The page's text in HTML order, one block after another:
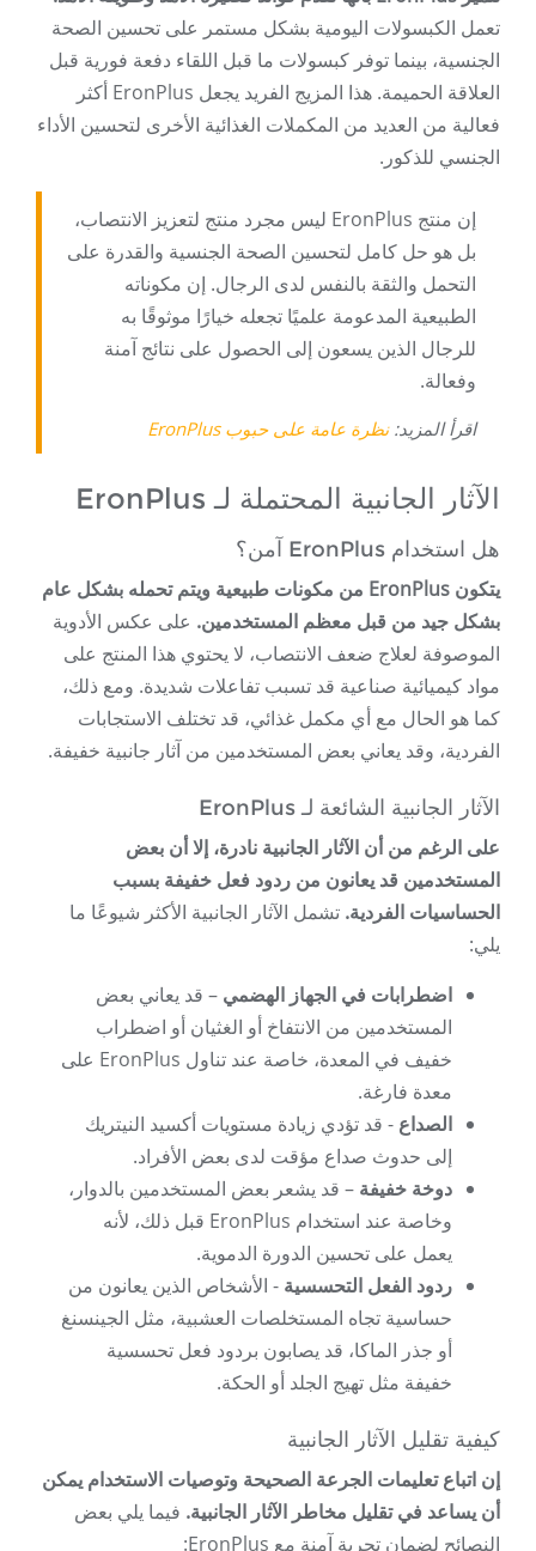
تعمل الكبسولات اليومية بشكل مستمر على تحسين الصحة
الجنسية، بينما توفر كبسولات ما قبل اللقاء دفعة فورية قبل
العلاقة الحميمة. هذا المزيج الفريد يجعل EronPlus أكثر
فعالية من العديد من المكملات الغذائية الأخرى لتحسين الأداء
الجنسي للذكور.
إن منتج EronPlus ليس مجرد منتج لتعزيز الانتصاب،
بل هو حل كامل لتحسين الصحة الجنسية والقدرة على
التحمل والثقة بالنفس لدى الرجال. إن مكوناته
الطبيعية المدعومة علميًا تجعله خيارًا موثوقًا به
للرجال الذين يسعون إلى الحصول على نتائج آمنة
وفعالة.
اقرأ المزيد:نظرة عامة على حبوب EronPlus
الآثار الجانبية المحتملة لـ EronPlus
هل استخدام EronPlus آمن؟
يتكون EronPlus من مكونات طبيعية ويتم تحمله بشكل عام
بشكل جيد من قبل معظم المستخدمين. على عكس الأدوية
الموصوفة لعلاج ضعف الانتصاب، لا يحتوي هذا المنتج على
مواد كيميائية صناعية قد تسبب تفاعلات شديدة. ومع ذلك،
كما هو الحال مع أي مكمل غذائي، قد تختلف الاستجابات
الفردية، وقد يعاني بعض المستخدمين من آثار جانبية خفيفة.
الآثار الجانبية الشائعة لـ EronPlus
على الرغم من أن الآثار الجانبية نادرة، إلا أن بعض
المستخدمين قد يعانون من ردود فعل خفيفة بسبب
الحساسيات الفردية. تشمل الآثار الجانبية الأكثر شيوعًا ما
يلي:
اضطرابات في الجهاز الهضمي – قد يعاني بعض
المستخدمين من الانتفاخ أو الغثيان أو اضطراب
خفيف في المعدة، خاصة عند تناول EronPlus على
معدة فارغة.
الصداع - قد تؤدي زيادة مستويات أكسيد النيتريك
إلى حدوث صداع مؤقت لدى بعض الأفراد.
دوخة خفيفة – قد يشعر بعض المستخدمين بالدوار،
وخاصة عند استخدام EronPlus قبل ذلك، لأنه
يعمل على تحسين الدورة الدموية.
ردود الفعل التحسسية - الأشخاص الذين يعانون من
حساسية تجاه المستخلصات العشبية، مثل الجينسنغ
أو جذر الماكا، قد يصابون بردود فعل تحسسية
خفيفة مثل تهيج الجلد أو الحكة.
كيفية تقليل الآثار الجانبية
إن اتباع تعليمات الجرعة الصحيحة وتوصيات الاستخدام يمكن
أن يساعد في تقليل مخاطر الآثار الجانبية. فيما يلي بعض
النصائح لضمان تجربة آمنة مع EronPlus: